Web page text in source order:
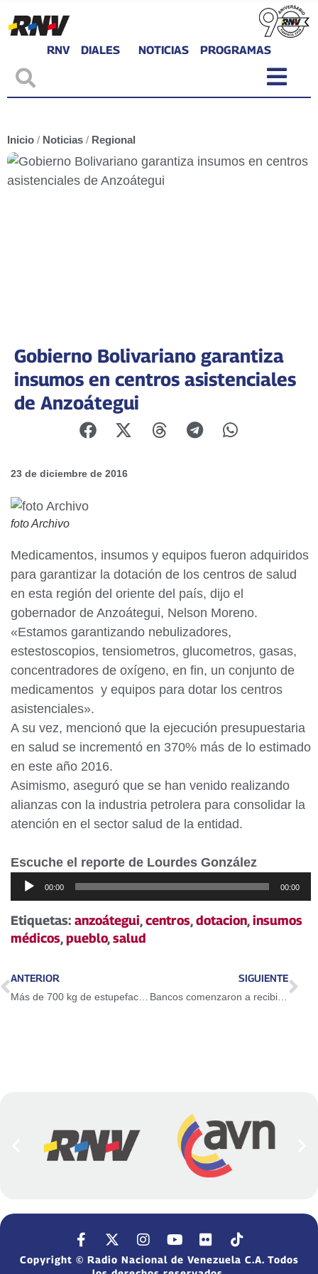
RNV DIALES NOTICIAS PROGRAMAS
Inicio / Noticias / Regional
Gobierno Bolivariano garantiza
insumos en centros asistenciales
de Anzoátegui
23 de diciembre de 2016
foto Archivo
Medicamentos, insumos y equipos fueron adquiridos
para garantizar la dotación de los centros de salud
en esta región del oriente del país, dijo el
gobernador de Anzoátegui, Nelson Moreno.
«Estamos garantizando nebulizadores,
estestoscopios, tensiometros, glucometros, gasas,
concentradores de oxígeno, en fin, un conjunto de
medicamentos y equipos para dotar los centros
asistenciales».
A su vez, mencionó que la ejecución presupuestaria
en salud se incrementó en 370% más de lo estimado
en este año 2016.
Asimismo, aseguró que se han venido realizando
alianzas con la industria petrolera para consolidar la
atención en el sector salud de la entidad.
Escuche el reporte de Lourdes González
Reproductor
de
audio
00:00 00:00
Etiquetas: anzoátegui,centros,dotacion,insumos
médicos,pueblo,salud
ANTERIOR SIGUIENTE
Bancos comenzaron a recibir nuevos billetes
Copyright © Radio Nacional de Venezuela C.A. Todos